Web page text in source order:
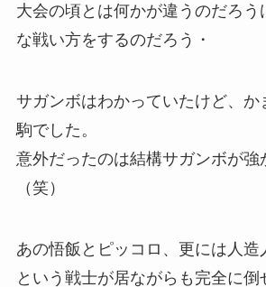
大会の頃とは何かが違うのだろう
な戦い方をするのだろう・
サガンボはわかっていたけど、か
駒でした。
意外だったのは結構サガンボが強
（笑）
あの悟飯とピッコロ、更には人造
という戦士が居ながらも完全に